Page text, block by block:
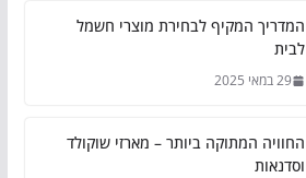
המדריך המקיף לבחירת מוצרי חשמל
לבית
29 במאי 2025
החוויה המתוקה ביותר – מארזי שוקולד
וסדנאות